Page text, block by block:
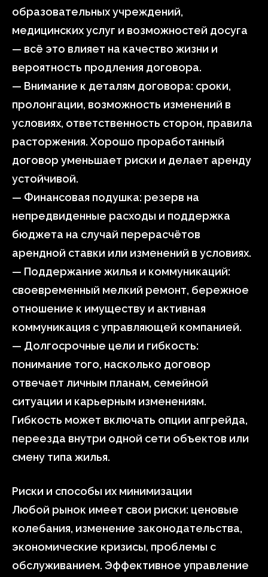
образовательных учреждений,
медицинских услуг и возможностей досуга
— всё это влияет на качество жизни и
вероятность продления договора.
— Внимание к деталям договора: сроки,
пролонгации, возможность изменений в
условиях, ответственность сторон, правила
расторжения. Хорошо проработанный
договор уменьшает риски и делает аренду
устойчивой.
— Финансовая подушка: резерв на
непредвиденные расходы и поддержка
бюджета на случай перерасчётов
арендной ставки или изменений в условиях.
— Поддержание жилья и коммуникаций:
своевременный мелкий ремонт, бережное
отношение к имуществу и активная
коммуникация с управляющей компанией.
— Долгосрочные цели и гибкость:
понимание того, насколько договор
отвечает личным планам, семейной
ситуации и карьерным изменениям.
Гибкость может включать опции апгрейда,
переезда внутри одной сети объектов или
смену типа жилья.
Риски и способы их минимизации
Любой рынок имеет свои риски: ценовые
колебания, изменение законодательства,
экономические кризисы, проблемы с
обслуживанием. Эффективное управление